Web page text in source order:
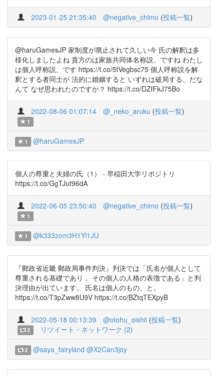
2023-01-25 21:35:40 @negative_chimo (投稿一覧)
@haruGamesJP 家制度が廃止されて久しい今 氏の解釈は多
様化しましたよね 貴方のは家族共同体名称説、ですね わたし
は個人呼称説、です https://t.co/5tVegbsc75 個人呼称説を解
釈とする者同士が 法的に婚姻すると いずれは破局する、だな
んて なぜ思われたのですか？ https://t.co/DZfFkJ75Bo
2022-08-06 01:07:14 @_neko_aruku (投稿一覧)
1
1 @haruGamesJP
個人の尊重と夫婦の氏（1） - 早稲田大学リポジトリ
https://t.co/GgTJut96dA
2022-06-05 23:50:40 @negative_chimo (投稿一覧)
1
1 @k333zom3H1Yl1JU
『郵政省近畿 郵政局事件判決』判決では「氏名が個人として
尊重される基礎であり， その個人の人格の表徴である」と判
決理由が出ています。 氏名は個人のもの、と。
https://t.co/T3pZww8U9V https://t.co/BZtqTEXpyB
2022-05-18 00:13:39 @otohu_oishii (投稿一覧)
2 リツイート・ネットワーク (2)
2 @saya_fairyland @X2Can3joy